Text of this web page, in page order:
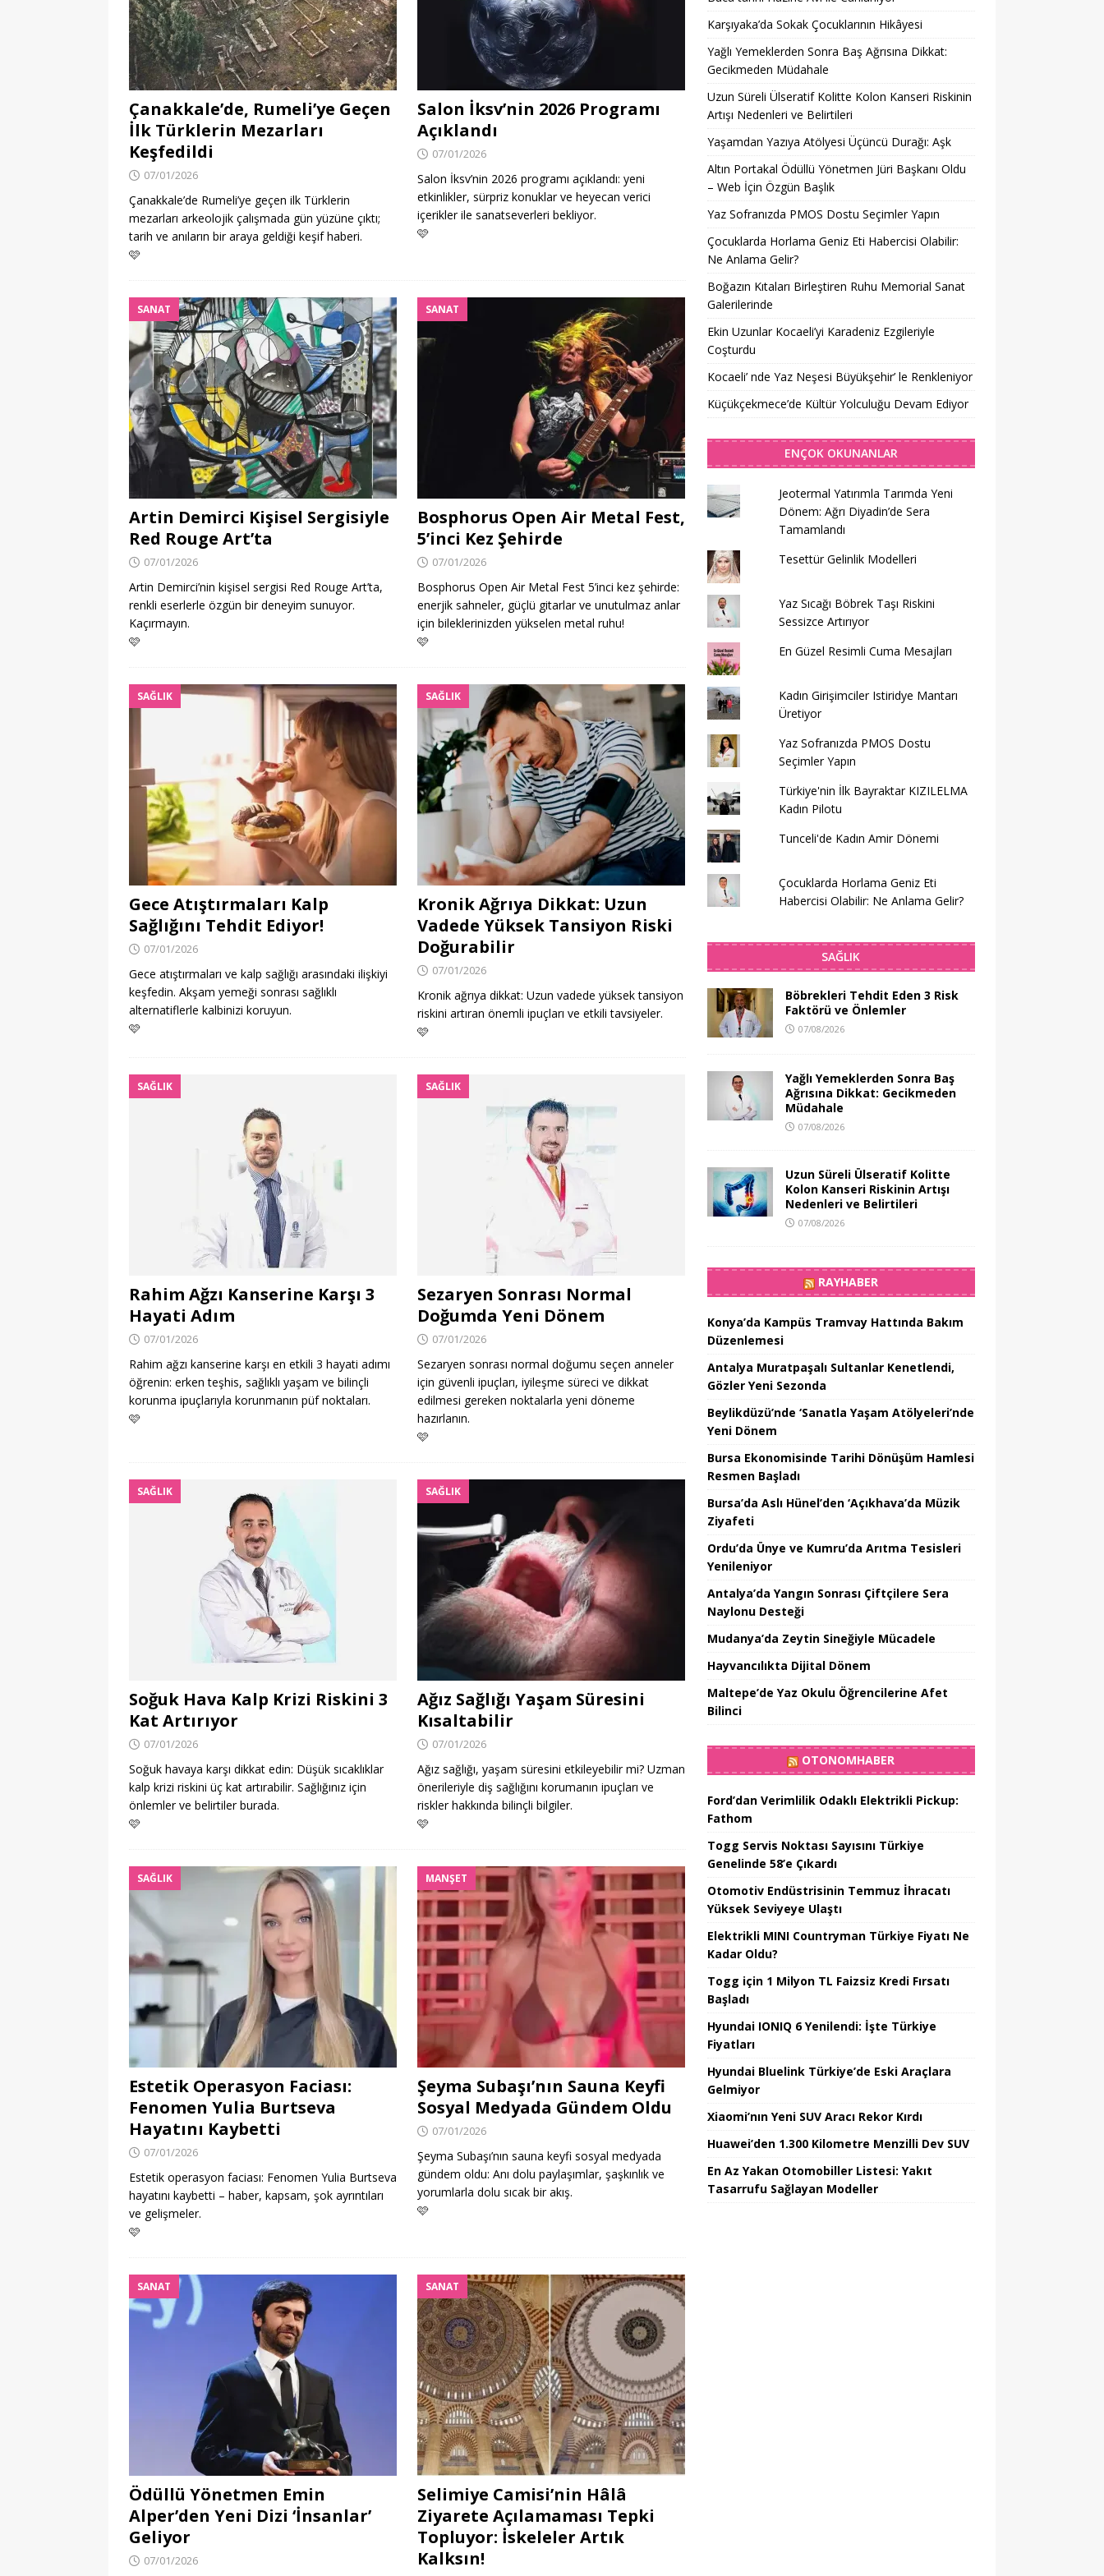
Çanakkale’de, Rumeli’ye Geçen
İlk Türklerin Mezarları
Keşfedildi
07/01/2026
Çanakkale’de Rumeli’ye geçen ilk Türklerin
mezarları arkeolojik çalışmada gün yüzüne çıktı;
tarih ve anıların bir araya geldiği keşif haberi.
🩷
Salon İksv’nin 2026 Programı
Açıklandı
07/01/2026
Salon İksv’nin 2026 programı açıklandı: yeni
etkinlikler, sürpriz konuklar ve heyecan verici
içerikler ile sanatseverleri bekliyor.
🩷
SANAT
Artin Demirci Kişisel Sergisiyle
Red Rouge Art’ta
07/01/2026
Artin Demirci’nin kişisel sergisi Red Rouge Art’ta,
renkli eserlerle özgün bir deneyim sunuyor.
Kaçırmayın.
🩷
SANAT
Bosphorus Open Air Metal Fest,
5’inci Kez Şehirde
07/01/2026
Bosphorus Open Air Metal Fest 5’inci kez şehirde:
enerjik sahneler, güçlü gitarlar ve unutulmaz anlar
için bileklerinizden yükselen metal ruhu!
🩷
SAĞLIK
Gece Atıştırmaları Kalp
Sağlığını Tehdit Ediyor!
07/01/2026
Gece atıştırmaları ve kalp sağlığı arasındaki ilişkiyi
keşfedin. Akşam yemeği sonrası sağlıklı
alternatiflerle kalbinizi koruyun.
🩷
SAĞLIK
Kronik Ağrıya Dikkat: Uzun
Vadede Yüksek Tansiyon Riski
Doğurabilir
07/01/2026
Kronik ağrıya dikkat: Uzun vadede yüksek tansiyon
riskini artıran önemli ipuçları ve etkili tavsiyeler.
🩷
SAĞLIK
Rahim Ağzı Kanserine Karşı 3
Hayati Adım
07/01/2026
Rahim ağzı kanserine karşı en etkili 3 hayati adımı
öğrenin: erken teşhis, sağlıklı yaşam ve bilinçli
korunma ipuçlarıyla korunmanın püf noktaları.
🩷
SAĞLIK
Sezaryen Sonrası Normal
Doğumda Yeni Dönem
07/01/2026
Sezaryen sonrası normal doğumu seçen anneler
için güvenli ipuçları, iyileşme süreci ve dikkat
edilmesi gereken noktalarla yeni döneme
hazırlanın.
🩷
SAĞLIK
Soğuk Hava Kalp Krizi Riskini 3
Kat Artırıyor
07/01/2026
Soğuk havaya karşı dikkat edin: Düşük sıcaklıklar
kalp krizi riskini üç kat artırabilir. Sağlığınız için
önlemler ve belirtiler burada.
🩷
SAĞLIK
Ağız Sağlığı Yaşam Süresini
Kısaltabilir
07/01/2026
Ağız sağlığı, yaşam süresini etkileyebilir mi? Uzman
önerileriyle diş sağlığını korumanın ipuçları ve
riskler hakkında bilinçli bilgiler.
🩷
SAĞLIK
Estetik Operasyon Faciası:
Fenomen Yulia Burtseva
Hayatını Kaybetti
07/01/2026
Estetik operasyon faciası: Fenomen Yulia Burtseva
hayatını kaybetti – haber, kapsam, şok ayrıntıları
ve gelişmeler.
🩷
MANŞET
Şeyma Subaşı’nın Sauna Keyfi
Sosyal Medyada Gündem Oldu
07/01/2026
Şeyma Subaşı’nın sauna keyfi sosyal medyada
gündem oldu: Anı dolu paylaşımlar, şaşkınlık ve
yorumlarla dolu sıcak bir akış.
🩷
SANAT
Ödüllü Yönetmen Emin
Alper’den Yeni Dizi ‘İnsanlar’
Geliyor
07/01/2026
SANAT
Selimiye Camisi’nin Hâlâ
Ziyarete Açılamaması Tepki
Topluyor: İskeleler Artık
Kalksın!
Karşıyaka’da Sokak Çocuklarının Hikâyesi
Yağlı Yemeklerden Sonra Baş Ağrısına Dikkat:
Gecikmeden Müdahale
Uzun Süreli Ülseratif Kolitte Kolon Kanseri Riskinin
Artışı Nedenleri ve Belirtileri
Yaşamdan Yazıya Atölyesi Üçüncü Durağı: Aşk
Altın Portakal Ödüllü Yönetmen Jüri Başkanı Oldu
– Web İçin Özgün Başlık
Yaz Sofranızda PMOS Dostu Seçimler Yapın
Çocuklarda Horlama Geniz Eti Habercisi Olabilir:
Ne Anlama Gelir?
Boğazın Kıtaları Birleştiren Ruhu Memorial Sanat
Galerilerinde
Ekin Uzunlar Kocaeli’yi Karadeniz Ezgileriyle
Coşturdu
Kocaeli’ nde Yaz Neşesi Büyükşehir’ le Renkleniyor
Küçükçekmece’de Kültür Yolculuğu Devam Ediyor
ENÇOK OKUNANLAR
Jeotermal Yatırımla Tarımda Yeni
Dönem: Ağrı Diyadin’de Sera
Tamamlandı
Tesettür Gelinlik Modelleri
Yaz Sıcağı Böbrek Taşı Riskini
Sessizce Artırıyor
En Güzel Resimli Cuma Mesajları
Kadın Girişimciler Istiridye Mantarı
Üretiyor
Yaz Sofranızda PMOS Dostu
Seçimler Yapın
Türkiye'nin İlk Bayraktar KIZILELMA
Kadın Pilotu
Tunceli'de Kadın Amir Dönemi
Çocuklarda Horlama Geniz Eti
Habercisi Olabilir: Ne Anlama Gelir?
SAĞLIK
Böbrekleri Tehdit Eden 3 Risk
Faktörü ve Önlemler
07/08/2026
Yağlı Yemeklerden Sonra Baş
Ağrısına Dikkat: Gecikmeden
Müdahale
07/08/2026
Uzun Süreli Ülseratif Kolitte
Kolon Kanseri Riskinin Artışı
Nedenleri ve Belirtileri
07/08/2026
RAYHABER
Konya’da Kampüs Tramvay Hattında Bakım
Düzenlemesi
Antalya Muratpaşalı Sultanlar Kenetlendi,
Gözler Yeni Sezonda
Beylikdüzü’nde ‘Sanatla Yaşam Atölyeleri’nde
Yeni Dönem
Bursa Ekonomisinde Tarihi Dönüşüm Hamlesi
Resmen Başladı
Bursa’da Aslı Hünel’den ‘Açıkhava’da Müzik
Ziyafeti
Ordu’da Ünye ve Kumru’da Arıtma Tesisleri
Yenileniyor
Antalya’da Yangın Sonrası Çiftçilere Sera
Naylonu Desteği
Mudanya’da Zeytin Sineğiyle Mücadele
Hayvancılıkta Dijital Dönem
Maltepe’de Yaz Okulu Öğrencilerine Afet
Bilinci
OTONOMHABER
Ford’dan Verimlilik Odaklı Elektrikli Pickup:
Fathom
Togg Servis Noktası Sayısını Türkiye
Genelinde 58’e Çıkardı
Otomotiv Endüstrisinin Temmuz İhracatı
Yüksek Seviyeye Ulaştı
Elektrikli MINI Countryman Türkiye Fiyatı Ne
Kadar Oldu?
Togg için 1 Milyon TL Faizsiz Kredi Fırsatı
Başladı
Hyundai IONIQ 6 Yenilendi: İşte Türkiye
Fiyatları
Hyundai Bluelink Türkiye’de Eski Araçlara
Gelmiyor
Xiaomi’nın Yeni SUV Aracı Rekor Kırdı
Huawei’den 1.300 Kilometre Menzilli Dev SUV
En Az Yakan Otomobiller Listesi: Yakıt
Tasarrufu Sağlayan Modeller